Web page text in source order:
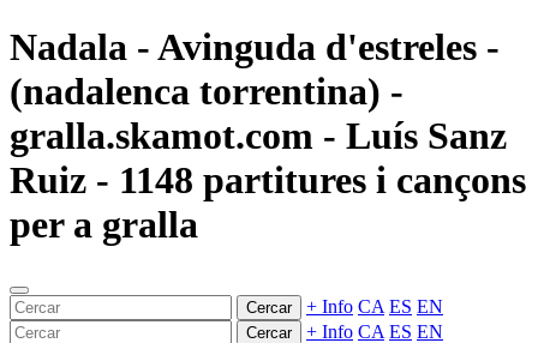
Nadala - Avinguda d'estreles -
(nadalenca torrentina) -
gralla.skamot.com - Luís Sanz
Ruiz - 1148 partitures i cançons
per a gralla
Cercar + Info CA ES EN
Cercar + Info CA ES EN